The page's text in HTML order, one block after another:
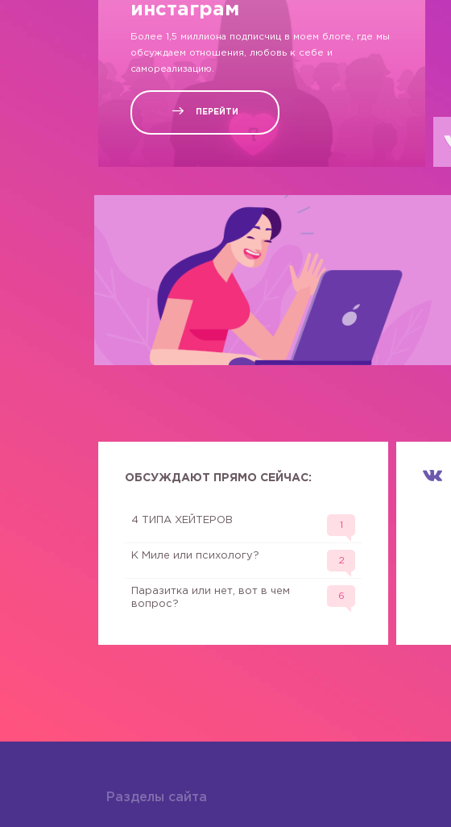
инстаграм
Более 1,5 миллиона подписчиц в моем блоге, где мы
обсуждаем отношения, любовь к себе и
самореализацию.
ПЕРЕЙТИ
ОБСУЖДАЮТ ПРЯМО СЕЙЧАС:
4 ТИПА ХЕЙТЕРОВ
1
К Миле или психологу?
2
Паразитка или нет, вот в чем
вопрос?
6
Разделы сайта